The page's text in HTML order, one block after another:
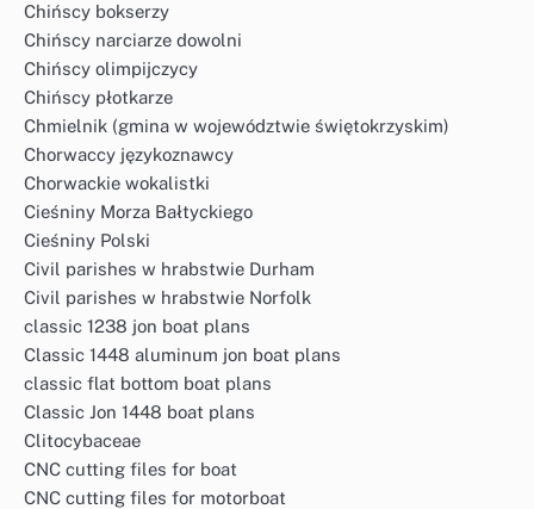
Chińscy bokserzy
Chińscy narciarze dowolni
Chińscy olimpijczycy
Chińscy płotkarze
Chmielnik (gmina w województwie świętokrzyskim)
Chorwaccy językoznawcy
Chorwackie wokalistki
Cieśniny Morza Bałtyckiego
Cieśniny Polski
Civil parishes w hrabstwie Durham
Civil parishes w hrabstwie Norfolk
classic 1238 jon boat plans
Classic 1448 aluminum jon boat plans
classic flat bottom boat plans
Classic Jon 1448 boat plans
Clitocybaceae
CNC cutting files for boat
CNC cutting files for motorboat